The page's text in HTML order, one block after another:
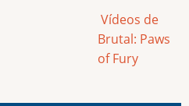
Vídeos de
Brutal: Paws
of Fury